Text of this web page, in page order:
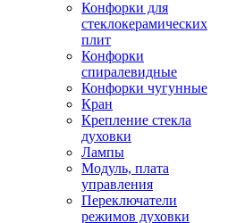
Конфорки для
стеклокерамических
плит
Конфорки
спиралевидные
Конфорки чугунные
Кран
Крепление стекла
духовки
Лампы
Модуль, плата
управления
Переключатели
режимов духовки